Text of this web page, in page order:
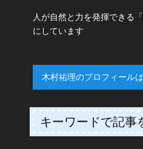
人が自然と力を発揮できる
にしています
木村祐理のプロフィール
キーワードで記事